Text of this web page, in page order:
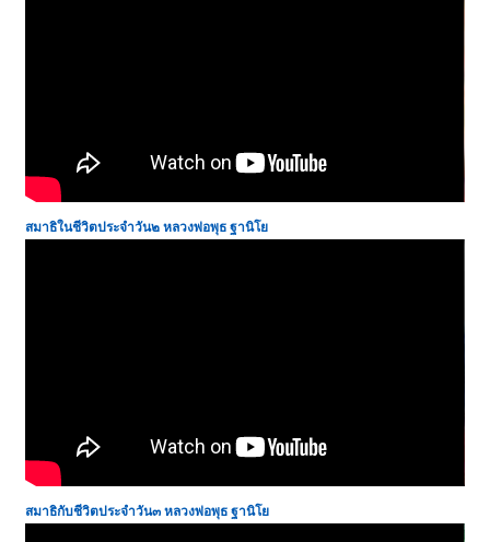
สมาธิในชีวิตประจำวัน๒หลวงพ่อพุธ ฐานิโย
สมาธิกับชีวิตประจำวัน๓หลวงพ่อพุธ ฐานิโย